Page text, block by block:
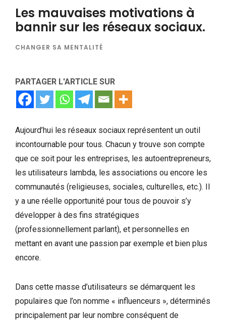
Les mauvaises motivations à
bannir sur les réseaux sociaux.
CHANGER SA MENTALITÉ
PARTAGER L'ARTICLE SUR
Aujourd’hui les réseaux sociaux représentent un outil
incontournable pour tous. Chacun y trouve son compte
que ce soit pour les entreprises, les autoentrepreneurs,
les utilisateurs lambda, les associations ou encore les
communautés (religieuses, sociales, culturelles, etc.). Il
y a une réelle opportunité pour tous de pouvoir s’y
développer à des fins stratégiques
(professionnellement parlant), et personnelles en
mettant en avant une passion par exemple et bien plus
encore.
Dans cette masse d’utilisateurs se démarquent les
populaires que l’on nomme « influenceurs », déterminés
principalement par leur nombre conséquent de